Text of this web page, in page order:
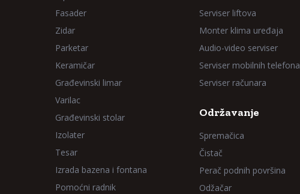
Fasader
Zidar
Parketar
Keramičar
Građevinski limar
Varilac
Građevinski stolar
Izolater
Tesar
Izrada bazena i fontana
Pomoćni radnik
Serviser liftova
Monter klima uređaja
Audio-video serviser
Serviser mobilnih telefona
Serviser računara
Održavanje
Spremačica
Čistač
Perač podnih površina
Odžačar